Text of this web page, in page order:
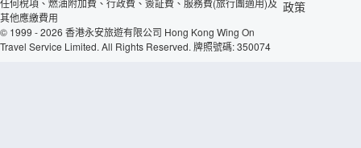
任何稅項、燃油附加費、行政費、簽証費、服務費(旅行團適用)及
其他應繳費用
© 1999 - 2026 香港永安旅遊有限公司 Hong Kong Wing On
Travel Service Limited. All Rights Reserved. 牌照號碼: 350074
政策